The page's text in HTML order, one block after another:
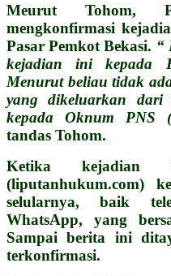
Meurut Tohom,
mengkonfirmasi
Pasar Pemkot Bekasi. “
kejadian ini kepada
Menurut beliau tidak
yang dikeluarkan dari
kepada Oknum PNS
tandas Tohom.
Ketika kejadian
(liputanhukum.com)
selularnya, baik
WhatsApp, yang
Sampai berita ini
terkonfirmasi.